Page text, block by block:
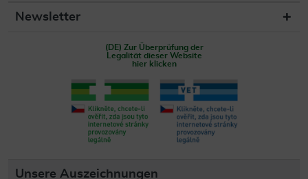
Newsletter
(DE) Zur Überprüfung der
Legalität dieser Website
hier klicken
Unsere Auszeichnungen